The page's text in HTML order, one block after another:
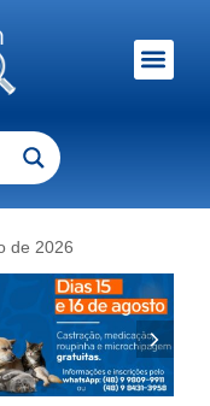
de 2026